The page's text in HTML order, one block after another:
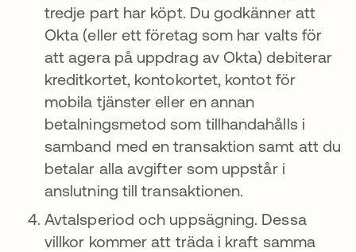
tredje part har köpt. Du godkänner att
Okta (eller ett företag som har valts för
att agera på uppdrag av Okta) debiterar
kreditkortet, kontokortet, kontot för
mobila tjänster eller en annan
betalningsmetod som tillhandahålls i
samband med en transaktion samt att du
betalar alla avgifter som uppstår i
anslutning till transaktionen.
Avtalsperiod och uppsägning. Dessa
villkor kommer att träda i kraft samma